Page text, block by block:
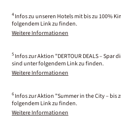
4 Infos zu unseren Hotels mit bis zu 100%
folgendem Link zu finden.
Weitere Informationen
5 Infos zur Aktion "DERTOUR DEALS – Spar
sind unter folgendem Link zu finden.
Weitere Informationen
6 Infos zur Aktion "Summer in the City – bis
folgendem Link zu finden.
Weitere Informationen